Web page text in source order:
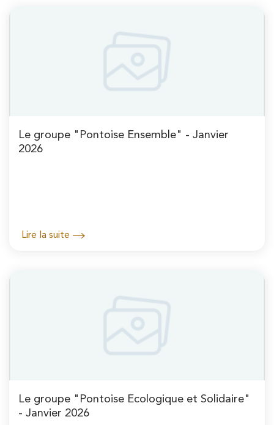
Le groupe "Pontoise Ensemble" - Janvier
2026
Lire la suite
Le groupe "Pontoise Ecologique et Solidaire"
- Janvier 2026